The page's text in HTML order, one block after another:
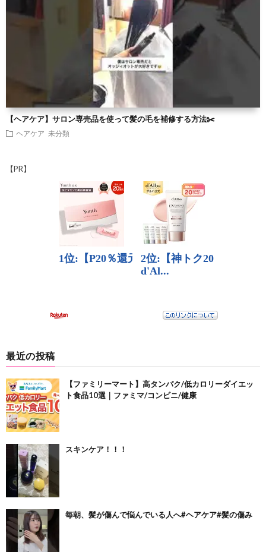
【ヘアケア】サロン専売品を使って髪の毛を補修する方法✂️
ヘアケア 未分類
【PR】
最近の投稿
【ファミリーマート】高タンパク/低カロリーダイエッ
ト食品10選｜ファミマ/コンビニ/健康
スキンケア！！！
毎朝、髪が傷んで悩んでいる人へ#ヘアケア#髪の傷み